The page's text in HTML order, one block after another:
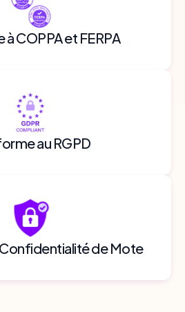
COPPA et FERPA
au RGPD
de Mote